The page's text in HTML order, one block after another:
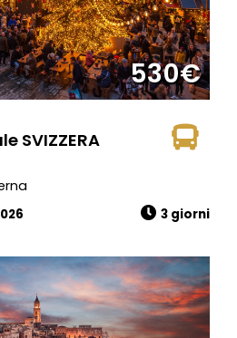
530€
SVIZZERA
3 giorni